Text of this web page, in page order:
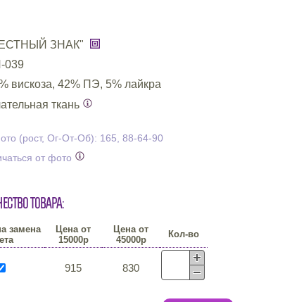
ЗНАК"
039
вискоза, 42% ПЭ, 5% лайкра
ткань
(рост, Ог-От-Об): 165, 88-64-90
от фото
товара:
замена
Цена от
15000р
Цена от
45000р
Кол-во
915 830